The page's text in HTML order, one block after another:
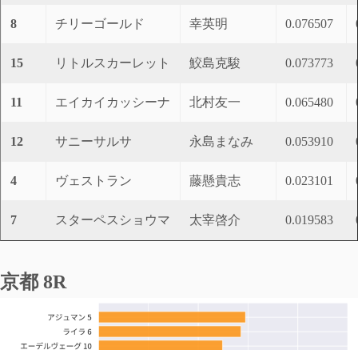
8 チリーゴールド 幸英明 0.076507
15 リトルスカーレット 鮫島克駿 0.073773
11 エイカイカッシーナ 北村友一 0.065480
12 サニーサルサ 永島まなみ 0.053910
4 ヴェストラン 藤懸貴志 0.023101
7 スターペスショウマ 太宰啓介 0.019583
京都 8R